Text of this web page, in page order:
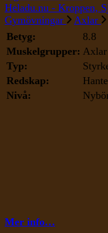
Sido
Heladu.nu - Kroppen,
Gymövningar
Axlar
Betyg:
8.8
Muskelgrupper: Axlar
Typ:
Redskap:
Nivå:
Mer info…